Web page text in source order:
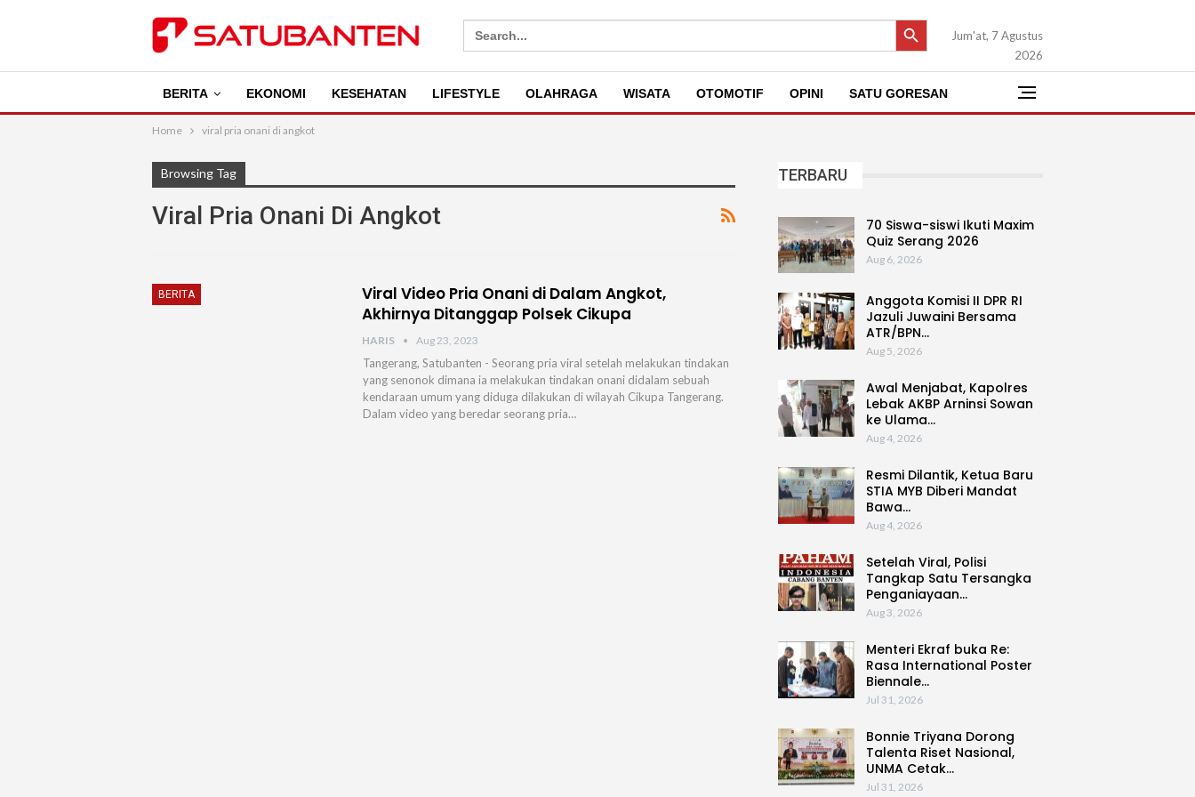
Search
for:
SEARCH BUTTON
Jum'at, 7 Agustus
2026
BERITA EKONOMI KESEHATAN LIFESTYLE OLAHRAGA WISATA OTOMOTIF OPINI SATU GORESAN
Home viral pria onani di angkot
Browsing Tag
Viral Pria Onani Di Angkot
BERITA
Viral Video Pria Onani di Dalam Angkot,
Akhirnya Ditanggap Polsek Cikupa
HARIS Aug 23, 2023
Tangerang, Satubanten - Seorang pria viral setelah melakukan tindakan
yang senonok dimana ia melakukan tindakan onani didalam sebuah
kendaraan umum yang diduga dilakukan di wilayah Cikupa Tangerang.
Dalam video yang beredar seorang pria…
TERBARU
70 Siswa-siswi Ikuti Maxim
Quiz Serang 2026
Aug 6, 2026
Anggota Komisi II DPR RI
Jazuli Juwaini Bersama
ATR/BPN…
Aug 5, 2026
Awal Menjabat, Kapolres
Lebak AKBP Arninsi Sowan
ke Ulama…
Aug 4, 2026
Resmi Dilantik, Ketua Baru
STIA MYB Diberi Mandat
Bawa…
Aug 4, 2026
Setelah Viral, Polisi
Tangkap Satu Tersangka
Penganiayaan…
Aug 3, 2026
Menteri Ekraf buka Re:
Rasa International Poster
Biennale…
Jul 31, 2026
Bonnie Triyana Dorong
Talenta Riset Nasional,
UNMA Cetak…
Jul 31, 2026